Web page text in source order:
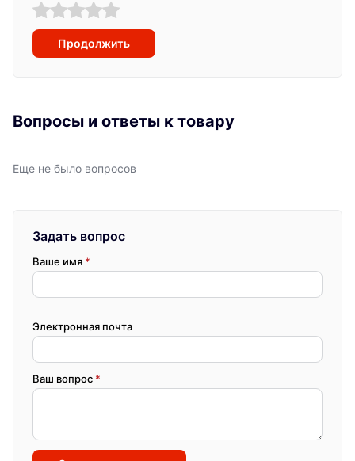
Продолжить
Вопросы и ответы к товару
Еще не было вопросов
Задать вопрос
Ваше имя *
Электронная почта
Ваш вопрос *